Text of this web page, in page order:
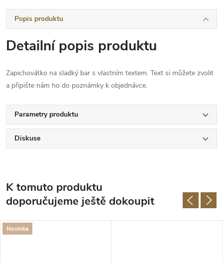
Popis produktu
Detailní popis produktu
Zapichovátko na sladký bar s vlastním textem. Text si můžete zvolit
a připište nám ho do poznámky k objednávce.
Parametry produktu
Diskuse
K tomuto produktu
doporučujeme ještě dokoupit
Novinka